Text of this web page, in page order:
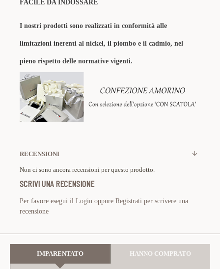
FACILE DA INDOSSARE
I nostri prodotti sono realizzati in conformità alle
limitazioni inerenti al nickel, il piombo e il cadmio, nel
pieno rispetto delle normative vigenti.
RECENSIONI
Non ci sono ancora recensioni per questo prodotto.
SCRIVI UNA RECENSIONE
Per favore esegui il Login oppure Registrati per scrivere una
recensione
IMPARENTATO HANNO COMPRATO